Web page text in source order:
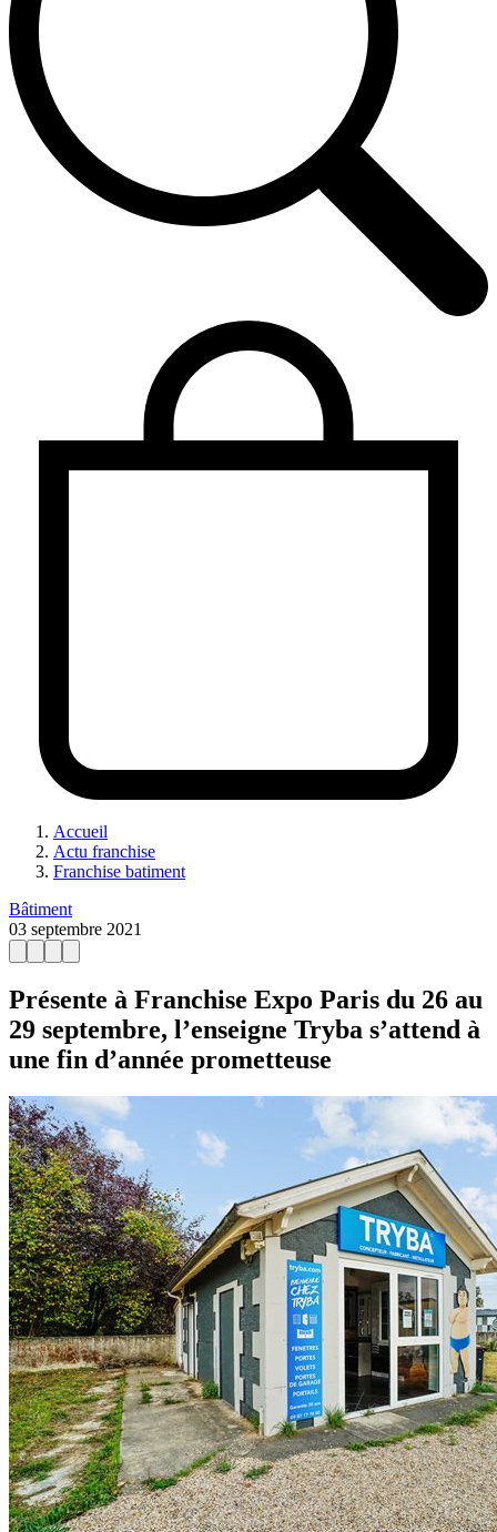
Accueil
Actu franchise
Franchise batiment
Bâtiment
03 septembre 2021
Présente à Franchise Expo Paris du 26 au
29 septembre, l’enseigne Tryba s’attend à
une fin d’année prometteuse